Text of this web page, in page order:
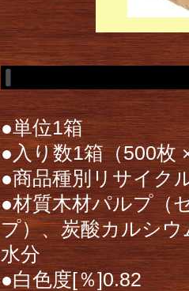
●単位1箱
●入り数1箱（500枚
●商品種別リサイク
●材質木材パルプ（
プ）、炭酸カルシ
水分
●白色度[％]0.82